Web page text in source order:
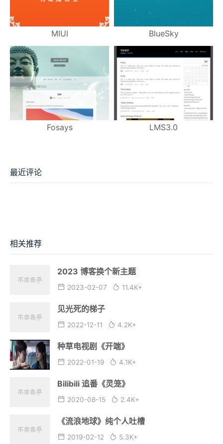
MIUI BlueSky
Fosays LMS3.0
最近评论
相关推荐
2023 博客换个新主题
2023-02-07 11.4K+
见光死的梯子
2022-12-11 4.2K+
种草电视剧《开端》
2022-01-19 4.1K+
Bilibili 追番《灵笼》
2020-08-15 2.4K+
《流浪地球》纯个人吐槽
2019-02-12 5.3K+